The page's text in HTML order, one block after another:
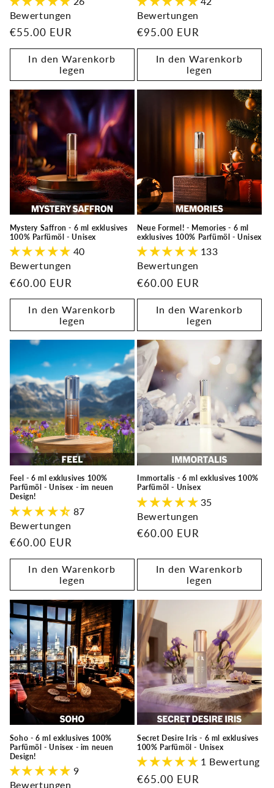
Bewertungen
Normaler
Preis
€55.00 EUR
In den Warenkorb
legen
Bewertungen
Normaler
Preis
€95.00 EUR
In den Warenkorb
legen
Mystery Saffron - 6 ml exklusives
100% Parfümöl - Unisex
40
Bewertungen
Normaler
Preis
€60.00 EUR
In den Warenkorb
legen
Neue Formel! - Memories - 6 ml
exklusives 100% Parfümöl - Unisex
133
Bewertungen
Normaler
Preis
€60.00 EUR
In den Warenkorb
legen
Feel - 6 ml exklusives 100%
Parfümöl - Unisex - im neuen
Design!
87
Bewertungen
Normaler
Preis
€60.00 EUR
In den Warenkorb
legen
Immortalis - 6 ml exklusives 100%
Parfümöl - Unisex
35
Bewertungen
Normaler
€60.00 EUR
In den Warenkorb
legen
Soho - 6 ml exklusives 100%
Parfümöl - Unisex - im neuen
Design!
9
Bewertungen
Secret Desire Iris - 6 ml exklusives
100% Parfümöl - Unisex
1 Bewertung
Normaler
€65.00 EUR